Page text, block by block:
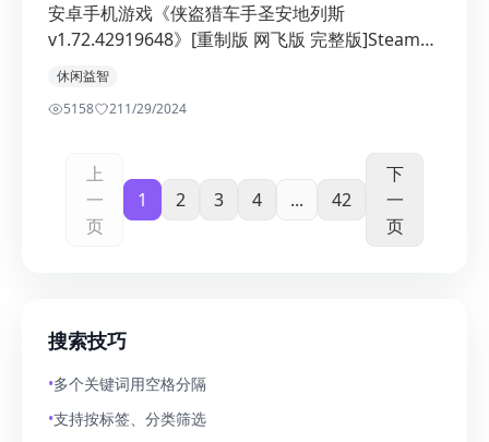
安卓手机游戏《侠盗猎车手圣安地列斯
v1.72.42919648》[重制版 网飞版 完整版]Steam移
植
休闲益智
5158
211/29/2024
上
一
页
1 2 3 4 ... 42
下
一
页
搜索技巧
•多个关键词用空格分隔
•支持按标签、分类筛选